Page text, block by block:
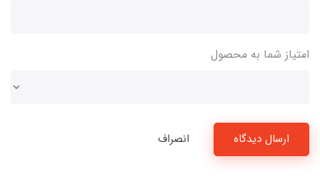
امتیاز شما به محصول
ارسال دیدگاه انصراف